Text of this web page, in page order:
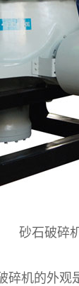
砂石破碎
的外观